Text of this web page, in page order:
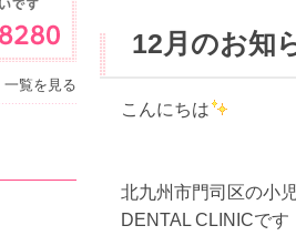
12月のお知
こんにちは
北九州市門司区の小
DENTAL CLINICです
一覧を見る